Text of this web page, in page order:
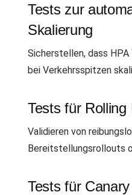
Tests zur
Skalierung
Sicherstellen, dass
bei Verkehrsspitzen
Tests für Rolling
Validieren von
Bereitstellungsrollouts
Tests für